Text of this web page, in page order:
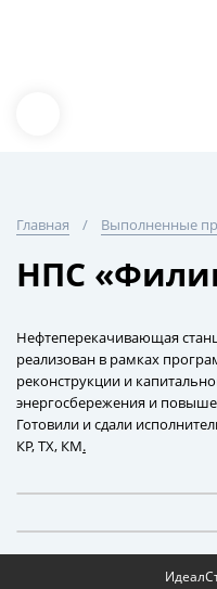
Главная Выполненные
НПС
Нефтеперекачивающая
реализован в рамках
реконструкции и
энергосбережения и
Готовили и сдали
КР, ТХ, КМ.